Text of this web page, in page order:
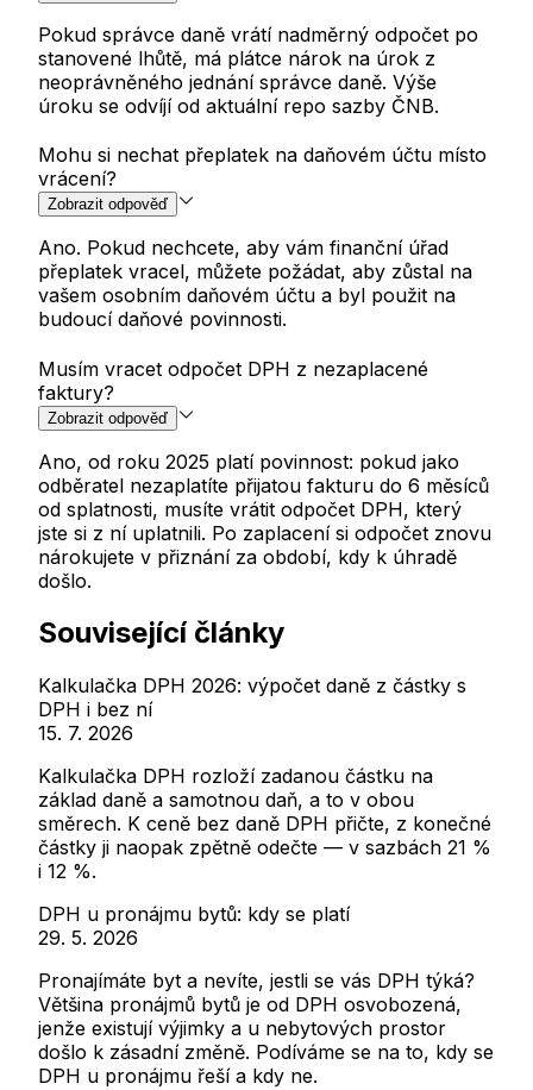
Pokud správce daně vrátí nadměrný odpočet po
stanovené lhůtě, má plátce nárok na úrok z
neoprávněného jednání správce daně. Výše
úroku se odvíjí od aktuální repo sazby ČNB.
Mohu si nechat přeplatek na daňovém účtu místo
vrácení?
Zobrazit odpověď
Ano. Pokud nechcete, aby vám finanční úřad
přeplatek vracel, můžete požádat, aby zůstal na
vašem osobním daňovém účtu a byl použit na
budoucí daňové povinnosti.
Musím vracet odpočet DPH z nezaplacené
faktury?
Zobrazit odpověď
Ano, od roku 2025 platí povinnost: pokud jako
odběratel nezaplatíte přijatou fakturu do 6 měsíců
od splatnosti, musíte vrátit odpočet DPH, který
jste si z ní uplatnili. Po zaplacení si odpočet znovu
nárokujete v přiznání za období, kdy k úhradě
došlo.
Související články
Kalkulačka DPH 2026: výpočet daně z částky s
DPH i bez ní
15. 7. 2026
Kalkulačka DPH rozloží zadanou částku na
základ daně a samotnou daň, a to v obou
směrech. K ceně bez daně DPH přičte, z konečné
částky ji naopak zpětně odečte — v sazbách 21 %
i 12 %.
DPH u pronájmu bytů: kdy se platí
29. 5. 2026
Pronajímáte byt a nevíte, jestli se vás DPH týká?
Většina pronájmů bytů je od DPH osvobozená,
jenže existují výjimky a u nebytových prostor
došlo k zásadní změně. Podíváme se na to, kdy se
DPH u pronájmu řeší a kdy ne.